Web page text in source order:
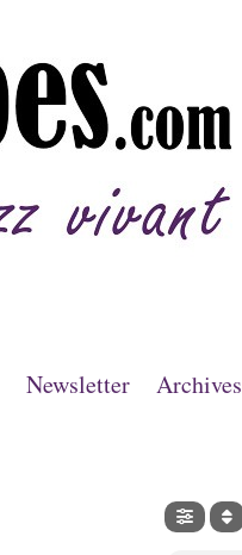
Newsletter Archives